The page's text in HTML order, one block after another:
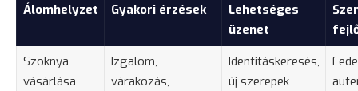
Álomhelyzet Gyakori érzések
Lehetséges
üzenet
Szoknya
vásárlása
Izgalom,
várakozás,
Identitáskeresés,
új szerepek